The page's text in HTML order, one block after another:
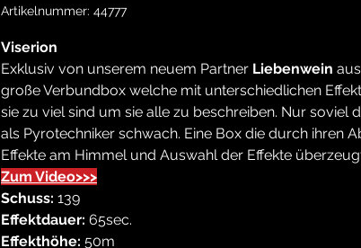
Artikelnummer: 44777
Viserion
Exklusiv von unserem neuem Partner Liebenwein
große Verbundbox welche mit unterschiedlichen
sie zu viel sind um sie alle zu beschreiben. Nur soviel
als Pyrotechniker schwach. Eine Box die durch ihren
Effekte am Himmel und Auswahl der Effekte
Zum Video>>>
Schuss: 139
Effektdauer: 65sec.
Effekthöhe: 50m